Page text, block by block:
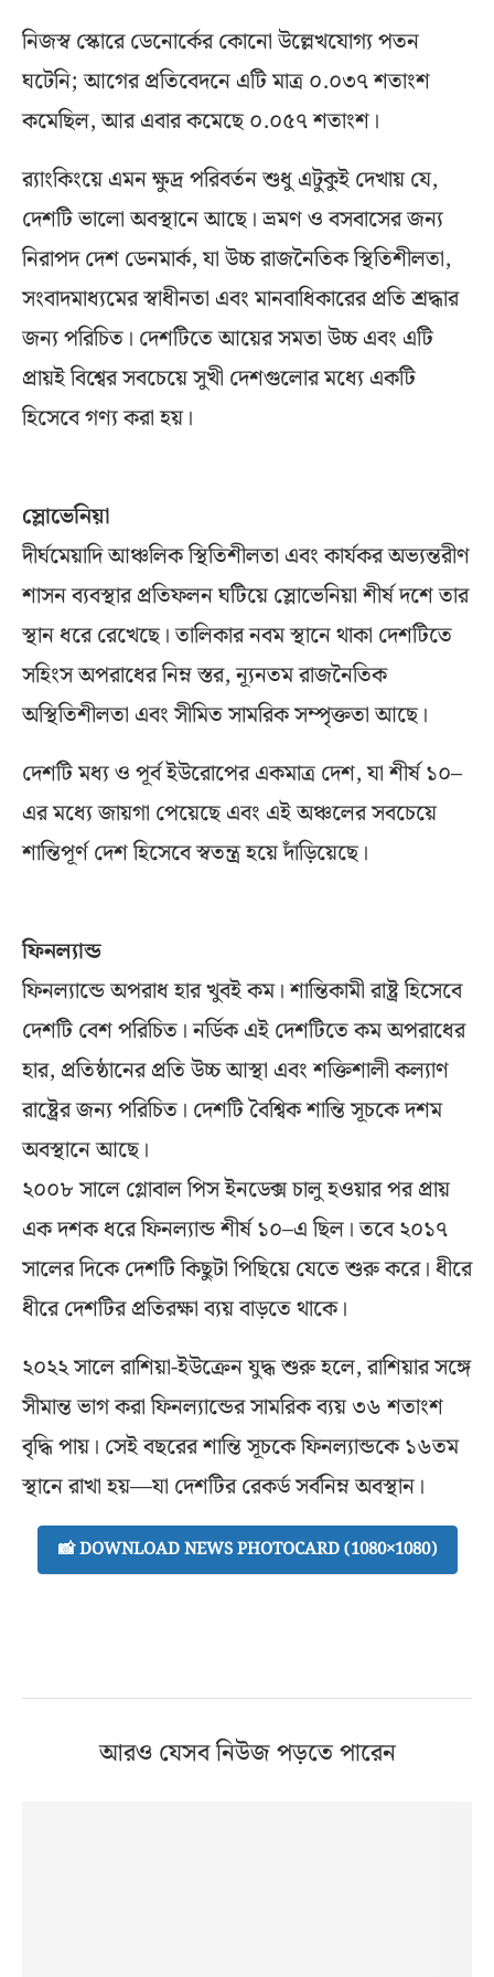
নিজস্ব স্কোরে ডেনোর্কের কোনো উল্লেখযোগ্য পতন
ঘটেনি; আগের প্রতিবেদনে এটি মাত্র ০.০৩৭ শতাংশ
কমেছিল, আর এবার কমেছে ০.০৫৭ শতাংশ।
র‌্যাংকিংয়ে এমন ক্ষুদ্র পরিবর্তন শুধু এটুকুই দেখায় যে,
দেশটি ভালো অবস্থানে আছে। ভ্রমণ ও বসবাসের জন্য
নিরাপদ দেশ ডেনমার্ক, যা উচ্চ রাজনৈতিক স্থিতিশীলতা,
সংবাদমাধ্যমের স্বাধীনতা এবং মানবাধিকারের প্রতি শ্রদ্ধার
জন্য পরিচিত। দেশটিতে আয়ের সমতা উচ্চ এবং এটি
প্রায়ই বিশ্বের সবচেয়ে সুখী দেশগুলোর মধ্যে একটি
হিসেবে গণ্য করা হয়।
স্লোভেনিয়া
দীর্ঘমেয়াদি আঞ্চলিক স্থিতিশীলতা এবং কার্যকর অভ্যন্তরীণ
শাসন ব্যবস্থার প্রতিফলন ঘটিয়ে স্লোভেনিয়া শীর্ষ দশে তার
স্থান ধরে রেখেছে। তালিকার নবম স্থানে থাকা দেশটিতে
সহিংস অপরাধের নিম্ন স্তর, ন্যূনতম রাজনৈতিক
অস্থিতিশীলতা এবং সীমিত সামরিক সম্পৃক্ততা আছে।
দেশটি মধ্য ও পূর্ব ইউরোপের একমাত্র দেশ, যা শীর্ষ ১০–
এর মধ্যে জায়গা পেয়েছে এবং এই অঞ্চলের সবচেয়ে
শান্তিপূর্ণ দেশ হিসেবে স্বতন্ত্র হয়ে দাঁড়িয়েছে।
ফিনল্যান্ড
ফিনল্যান্ডে অপরাধ হার খুবই কম। শান্তিকামী রাষ্ট্র হিসেবে
দেশটি বেশ পরিচিত। নর্ডিক এই দেশটিতে কম অপরাধের
হার, প্রতিষ্ঠানের প্রতি উচ্চ আস্থা এবং শক্তিশালী কল্যাণ
রাষ্ট্রের জন্য পরিচিত। দেশটি বৈশ্বিক শান্তি সূচকে দশম
অবস্থানে আছে।
২০০৮ সালে গ্লোবাল পিস ইনডেক্স চালু হওয়ার পর প্রায়
এক দশক ধরে ফিনল্যান্ড শীর্ষ ১০–এ ছিল। তবে ২০১৭
সালের দিকে দেশটি কিছুটা পিছিয়ে যেতে শুরু করে। ধীরে
ধীরে দেশটির প্রতিরক্ষা ব্যয় বাড়তে থাকে।
২০২২ সালে রাশিয়া-ইউক্রেন যুদ্ধ শুরু হলে, রাশিয়ার সঙ্গে
সীমান্ত ভাগ করা ফিনল্যান্ডের সামরিক ব্যয় ৩৬ শতাংশ
বৃদ্ধি পায়। সেই বছরের শান্তি সূচকে ফিনল্যান্ডকে ১৬তম
স্থানে রাখা হয়—যা দেশটির রেকর্ড সর্বনিম্ন অবস্থান।
📸 DOWNLOAD NEWS PHOTOCARD (1080×1080)
আরও যেসব নিউজ পড়তে পারেন